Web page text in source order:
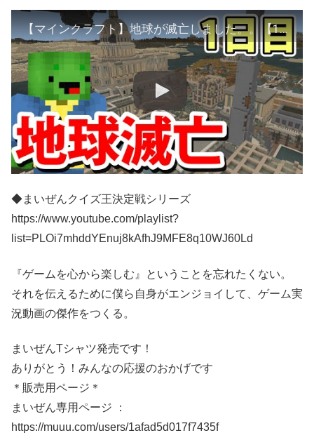
【マインクラフト】地球が滅亡しました。。【1日目】
◆まいぜんクイズ王決定戦シリーズ
https://www.youtube.com/playlist?
list=PLOi7mhddYEnuj8kAfhJ9MFE8q10WJ60Ld
『ゲームを心から楽しむ』ということを忘れたくない。
それを伝えるために僕ら自身がエンジョイして、ゲーム実
況動画の傑作をつくる。
まいぜんTシャツ発売です！
ありがとう！みんなの応援のおかげです
＊販売用ページ＊
まいぜん専用ページ ：
https://muuu.com/users/1afad5d017f7435f